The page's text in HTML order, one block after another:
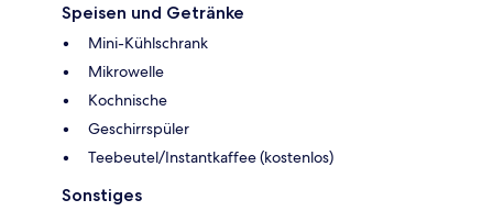
Speisen und Getränke
Mini-Kühlschrank
Mikrowelle
Kochnische
Geschirrspüler
Teebeutel/Instantkaffee (kostenlos)
Sonstiges